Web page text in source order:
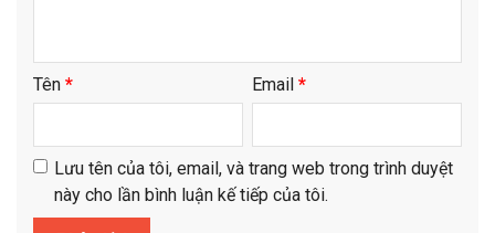
Tên * Email *
Lưu tên của tôi, email, và trang web trong trình duyệt
này cho lần bình luận kế tiếp của tôi.